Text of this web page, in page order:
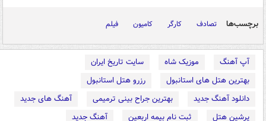
برچسب‌ها تصادف کارگر کامیون فیلم
آپ آهنگ موزیک شاه
سایت تاریخ ایران
بهترین هتل های استانبول
رزرو هتل استانبول
دانلود آهنگ جدید
بهترین جراح بینی ترمیمی
آهنگ های جدید
پرشین هتل
ثبت نام بیمه اربعین
آهنگ جدید